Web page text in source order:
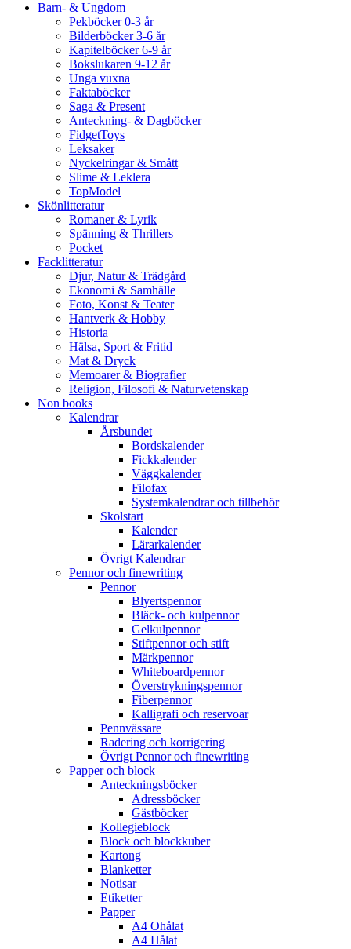
Barn- & Ungdom
Pekböcker 0-3 år
Bilderböcker 3-6 år
Kapitelböcker 6-9 år
Bokslukaren 9-12 år
Unga vuxna
Faktaböcker
Saga & Present
Anteckning- & Dagböcker
FidgetToys
Leksaker
Nyckelringar & Smått
Slime & Leklera
TopModel
Skönlitteratur
Romaner & Lyrik
Spänning & Thrillers
Pocket
Facklitteratur
Djur, Natur & Trädgård
Ekonomi & Samhälle
Foto, Konst & Teater
Hantverk & Hobby
Historia
Hälsa, Sport & Fritid
Mat & Dryck
Memoarer & Biografier
Religion, Filosofi & Naturvetenskap
Non books
Kalendrar
Årsbundet
Bordskalender
Fickkalender
Väggkalender
Filofax
Systemkalendrar och tillbehör
Skolstart
Kalender
Lärarkalender
Övrigt Kalendrar
Pennor och finewriting
Pennor
Blyertspennor
Bläck- och kulpennor
Gelkulpennor
Stiftpennor och stift
Märkpennor
Whiteboardpennor
Överstrykningspennor
Fiberpennor
Kalligrafi och reservoar
Pennvässare
Radering och korrigering
Övrigt Pennor och finewriting
Papper och block
Anteckningsböcker
Adressböcker
Gästböcker
Kollegieblock
Block och blockkuber
Kartong
Blanketter
Notisar
Etiketter
Papper
A4 Ohålat
A4 Hålat